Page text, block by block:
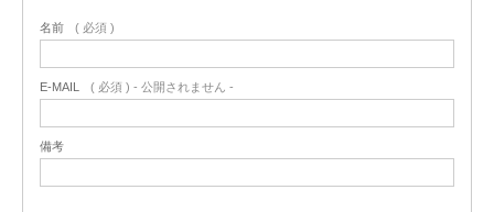
名前 ( 必須 )
E-MAIL ( 必須 ) - 公開されません -
備考